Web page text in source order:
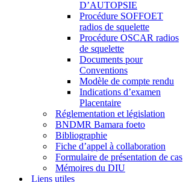
D’AUTOPSIE
Procédure SOFFOET
radios de squelette
Procédure OSCAR radios
de squelette
Documents pour
Conventions
Modèle de compte rendu
Indications d’examen
Placentaire
Réglementation et législation
BNDMR Bamara foeto
Bibliographie
Fiche d’appel à collaboration
Formulaire de présentation de cas
Mémoires du DIU
Liens utiles